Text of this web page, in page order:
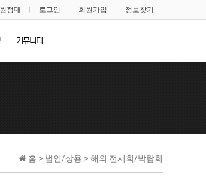
정대 로그인 회원가입 정보찾기
커뮤니티
홈 > 법인/상용 > 해외 전시회/박람회